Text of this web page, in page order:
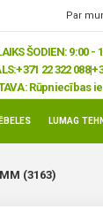
Par
ŠODIEN: 9:00 -
+371 22 322
Rūpniecības
LUMAG
MM (3163)